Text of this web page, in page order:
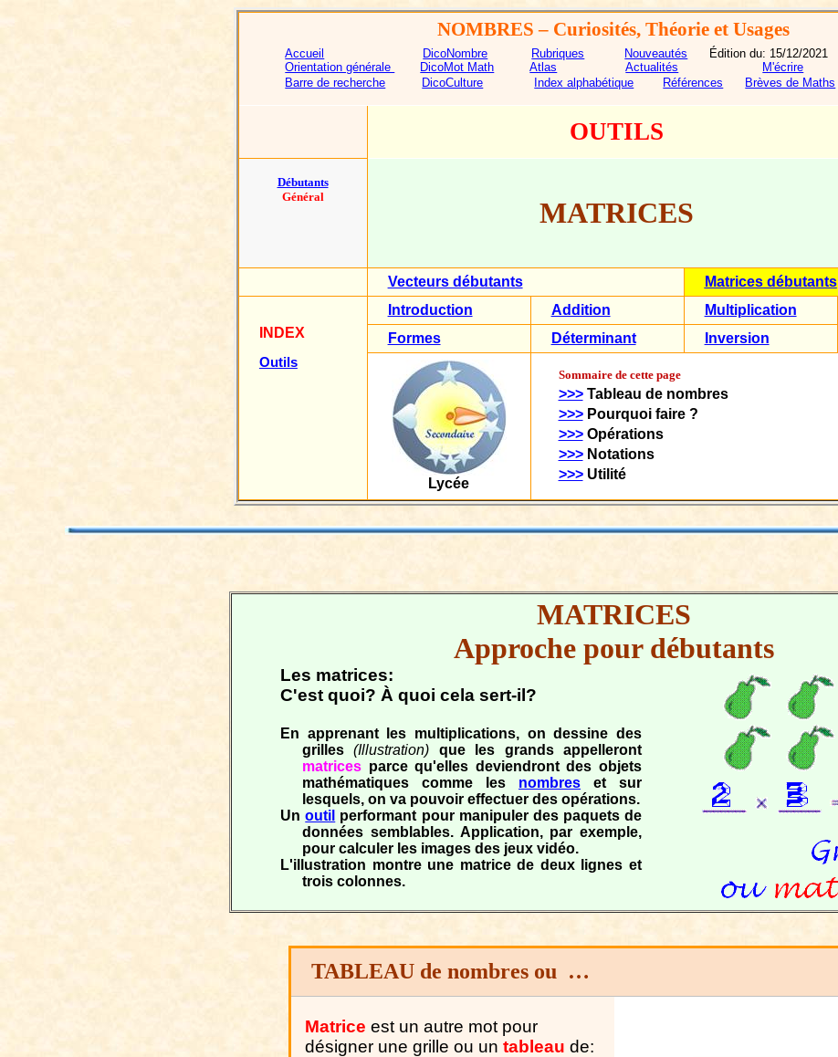
NOMBRES – Curiosités, Théorie et Usages
Accueil DicoNombre Rubriques Nouveautés Édition du: 15/12/2021
Orientation générale
DicoMot Math Atlas Actualités
M'écrire
Barre de recherche
DicoCulture Index alphabétique Références Brèves de Maths
OUTILS
Débutants
Général
MATRICES
Vecteurs débutants Matrices débutants
INDEX
Outils
Introduction Addition Multiplication
Formes
Déterminant Inversion
Lycée
Sommaire de cette page
>>>Tableau de nombres
>>>Pourquoi faire ?
>>>Opérations
>>>Notations
>>>Utilité
MATRICES
Approche pour débutants
Les matrices:
C'est quoi? À quoi cela sert-il?
En apprenant les multiplications, on dessine des
grilles(Illustration)
que les grands appelleront
matrices parce qu'elles deviendront des objets
mathématiques comme les nombres et sur
lesquels, on va pouvoir effectuer des opérations.
Unoutil performant pour manipuler des paquets de
données semblables. Application, par exemple,
pour calculer les images des jeux vidéo.
L'illustration montre une matrice de deux lignes et
trois colonnes.
TABLEAU de nombresou …
Matrice est un autre mot pour
désigner une grille ou untableau de: